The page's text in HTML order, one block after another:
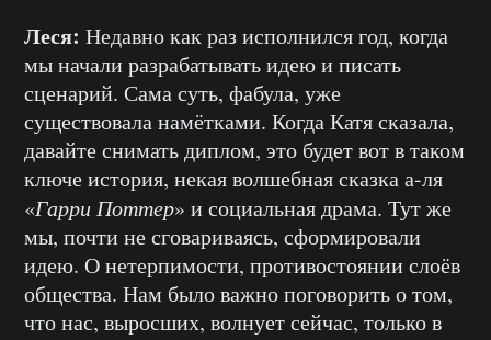
Леся: Недавно как раз исполнился год, когда
мы начали разрабатывать идею и писать
сценарий. Сама суть, фабула, уже
существовала намётками. Когда Катя сказала,
давайте снимать диплом, это будет вот в таком
ключе история, некая волшебная сказка а-ля
«Гарри Поттер» и социальная драма. Тут же
мы, почти не сговариваясь, сформировали
идею. О нетерпимости, противостоянии слоёв
общества. Нам было важно поговорить о том,
что нас, выросших, волнует сейчас, только в